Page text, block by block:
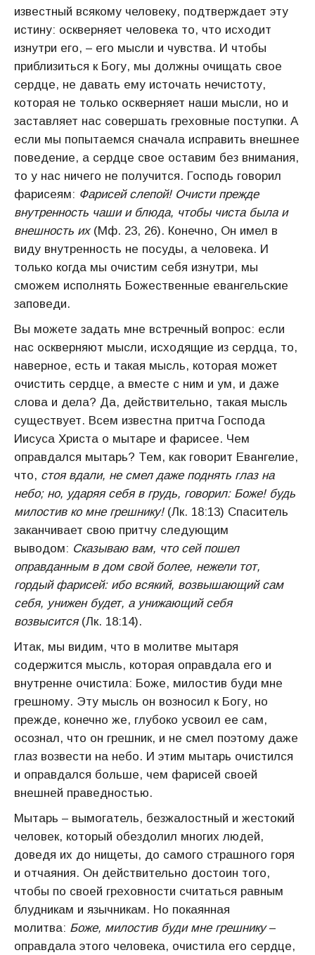
известный всякому человеку, подтверждает эту
истину: оскверняет человека то, что исходит
изнутри его, – его мысли и чувства. И чтобы
приблизиться к Богу, мы должны очищать свое
сердце, не давать ему источать нечистоту,
которая не только оскверняет наши мысли, но и
заставляет нас совершать греховные поступки. А
если мы попытаемся сначала исправить внешнее
поведение, а сердце свое оставим без внимания,
то у нас ничего не получится. Господь говорил
фарисеям: Фарисей слепой! Очисти прежде
внутренность чаши и блюда, чтобы чиста была и
внешность их(Мф. 23, 26). Конечно, Он имел в
виду внутренность не посуды, а человека. И
только когда мы очистим себя изнутри, мы
сможем исполнять Божественные евангельские
заповеди.
Вы можете задать мне встречный вопрос: если
нас оскверняют мысли, исходящие из сердца, то,
наверное, есть и такая мысль, которая может
очистить сердце, а вместе с ним и ум, и даже
слова и дела? Да, действительно, такая мысль
существует. Всем известна притча Господа
Иисуса Христа о мытаре и фарисее. Чем
оправдался мытарь? Тем, как говорит Евангелие,
что, стоя вдали, не смел даже поднять глаз на
небо; но, ударяя себя в грудь, говорил: Боже! будь
милостив ко мне грешнику!(Лк. 18:13) Спаситель
заканчивает свою притчу следующим
выводом: Сказываю вам, что сей пошел
оправданным в дом свой более, нежели тот,
гордый фарисей: ибо всякий, возвышающий сам
себя, унижен будет, а унижающий себя
возвысится(Лк. 18:14).
Итак, мы видим, что в молитве мытаря
содержится мысль, которая оправдала его и
внутренне очистила: Боже, милостив буди мне
грешному. Эту мысль он возносил к Богу, но
прежде, конечно же, глубоко усвоил ее сам,
осознал, что он грешник, и не смел поэтому даже
глаз возвести на небо. И этим мытарь очистился
и оправдался больше, чем фарисей своей
внешней праведностью.
Мытарь – вымогатель, безжалостный и жестокий
человек, который обездолил многих людей,
доведя их до нищеты, до самого страшного горя
и отчаяния. Он действительно достоин того,
чтобы по своей греховности считаться равным
блудникам и язычникам. Но покаянная
молитва: Боже, милостив буди мне грешнику–
оправдала этого человека, очистила его сердце,